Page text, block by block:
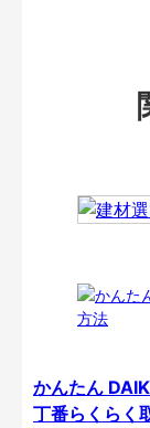
かんたん
丁番らくらく